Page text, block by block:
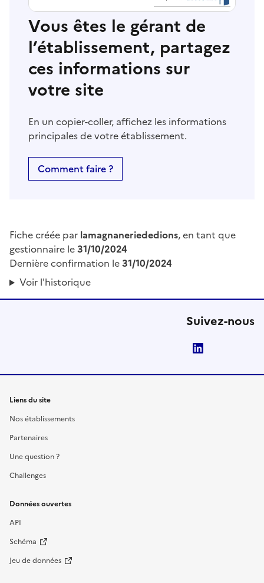
Vous êtes le gérant de
l’établissement, partagez
ces informations sur
votre site
En un copier-coller, affichez les informations
principales de votre établissement.
Comment faire ?
Fiche créée par lamagnaneriededions, en tant que
gestionnaire le31/10/2024
Dernière confirmation le31/10/2024
Voir l'historique
Suivez-nous
Liens du site
Nos établissements
Partenaires
Une question ?
Challenges
Données ouvertes
API
Schéma
Jeu de données